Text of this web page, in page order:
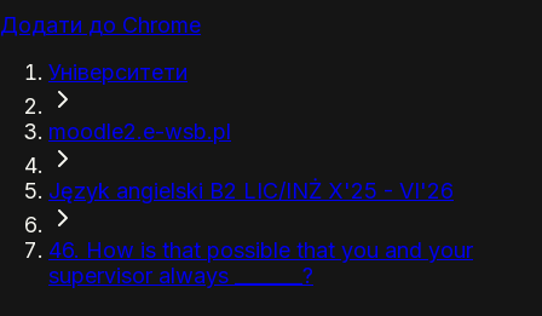
Додати до Chrome
Університети
moodle2.e-wsb.pl
Język angielski B2 LIC/INŻ X'25 - VI'26
46. How is that possible that you and your
supervisor always _______?